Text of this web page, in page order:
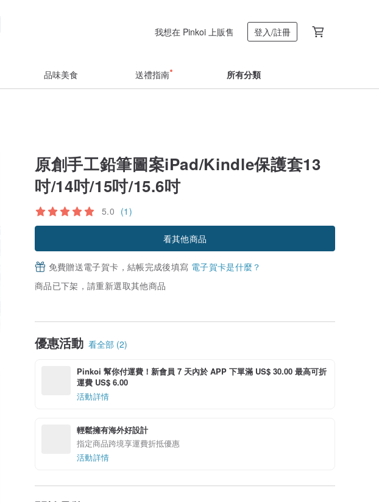
我想在 Pinkoi 上販售 登入/註冊
品味美食 送禮指南 所有分類
原創手工鉛筆圖案iPad/Kindle保護套13
吋/14吋/15吋/15.6吋
5.0 (1)
看其他商品
免費贈送電子賀卡，結帳完成後填寫 電子賀卡是什麼？
商品已下架，請重新選取其他商品
優惠活動 看全部 (2)
Pinkoi 幫你付運費！新會員 7 天內於 APP 下單滿 US$ 30.00 最高可折
運費 US$ 6.00
活動詳情
輕鬆擁有海外好設計
指定商品跨境享運費折抵優惠
活動詳情